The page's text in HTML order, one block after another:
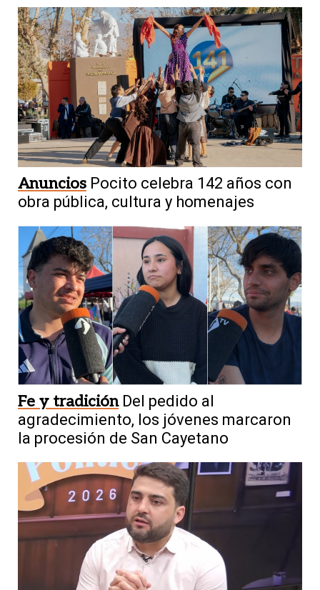
Anuncios Pocito celebra 142 años con
obra pública, cultura y homenajes
Fe y tradición Del pedido al
agradecimiento, los jóvenes marcaron
la procesión de San Cayetano